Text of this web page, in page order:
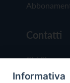
Contatti
Chi Siamo
Redazione
Informativa